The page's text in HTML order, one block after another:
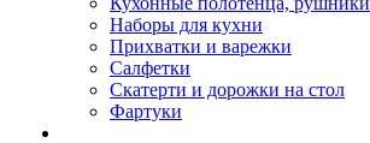
Наборы для кухни
Прихватки и варежки
Салфетки
Скатерти и дорожки на стол
Фартуки